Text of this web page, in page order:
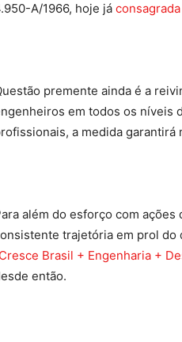
A/1966, hoje já
premente ainda é a
em todos os níveis
a medida
além do esforço com
trajetória em prol do
Cresce Brasil + Engenharia +
então.